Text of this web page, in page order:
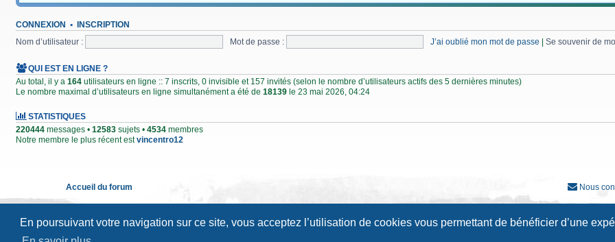
En poursuivant votre navigation sur ce site, vous acceptez l’utilisation de cookies vous permettant de bénéficier d’une
CONNEXION • INSCRIPTION
Nom d’utilisateur : Mot de passe : J’ai oublié mon mot de passe | Se souvenir de
QUI EST EN LIGNE ?
Au total, il y a 164 utilisateurs en ligne :: 7 inscrits, 0 invisible et 157 invités (selon le nombre d’utilisateurs actifs des 5 dernières minutes)
Le nombre maximal d’utilisateurs en ligne simultanément a été de 18139 le 23 mai 2026, 04:24
STATISTIQUES
220444 messages • 12583 sujets • 4534 membres
Notre membre le plus récent estvincentro12
Accueil du forum Nous
Traduction française officielle©Qiaeru